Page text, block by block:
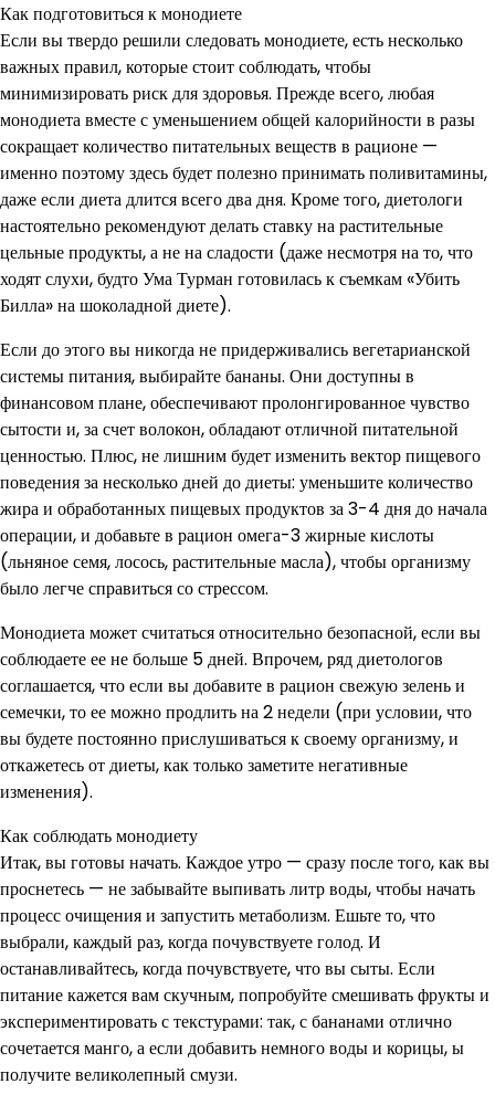
Как подготовиться к монодиете
Если вы твердо решили следовать монодиете, есть несколько
важных правил, которые стоит соблюдать, чтобы
минимизировать риск для здоровья. Прежде всего, любая
монодиета вместе с уменьшением общей калорийности в разы
сокращает количество питательных веществ в рационе —
именно поэтому здесь будет полезно принимать поливитамины,
даже если диета длится всего два дня. Кроме того, диетологи
настоятельно рекомендуют делать ставку на растительные
цельные продукты, а не на сладости (даже несмотря на то, что
ходят слухи, будто Ума Турман готовилась к съемкам «Убить
Билла» на шоколадной диете).
Если до этого вы никогда не придерживались вегетарианской
системы питания, выбирайте бананы. Они доступны в
финансовом плане, обеспечивают пролонгированное чувство
сытости и, за счет волокон, обладают отличной питательной
ценностью. Плюс, не лишним будет изменить вектор пищевого
поведения за несколько дней до диеты: уменьшите количество
жира и обработанных пищевых продуктов за 3-4 дня до начала
операции, и добавьте в рацион омега-3 жирные кислоты
(льняное семя, лосось, растительные масла), чтобы организму
было легче справиться со стрессом.
Монодиета может считаться относительно безопасной, если вы
соблюдаете ее не больше 5 дней. Впрочем, ряд диетологов
соглашается, что если вы добавите в рацион свежую зелень и
семечки, то ее можно продлить на 2 недели (при условии, что
вы будете постоянно прислушиваться к своему организму, и
откажетесь от диеты, как только заметите негативные
изменения).
Как соблюдать монодиету
Итак, вы готовы начать. Каждое утро — сразу после того, как вы
проснетесь — не забывайте выпивать литр воды, чтобы начать
процесс очищения и запустить метаболизм. Ешьте то, что
выбрали, каждый раз, когда почувствуете голод. И
останавливайтесь, когда почувствуете, что вы сыты. Если
питание кажется вам скучным, попробуйте смешивать фрукты и
экспериментировать с текстурами: так, с бананами отлично
сочетается манго, а если добавить немного воды и корицы, ы
получите великолепный смузи.